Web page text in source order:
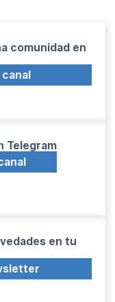
comunidad en
canal
Telegram
en tu